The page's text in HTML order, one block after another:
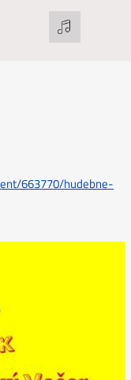
663770/hudebne-